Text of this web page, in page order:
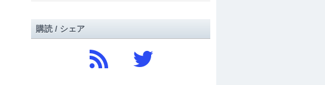
購読 / シェア